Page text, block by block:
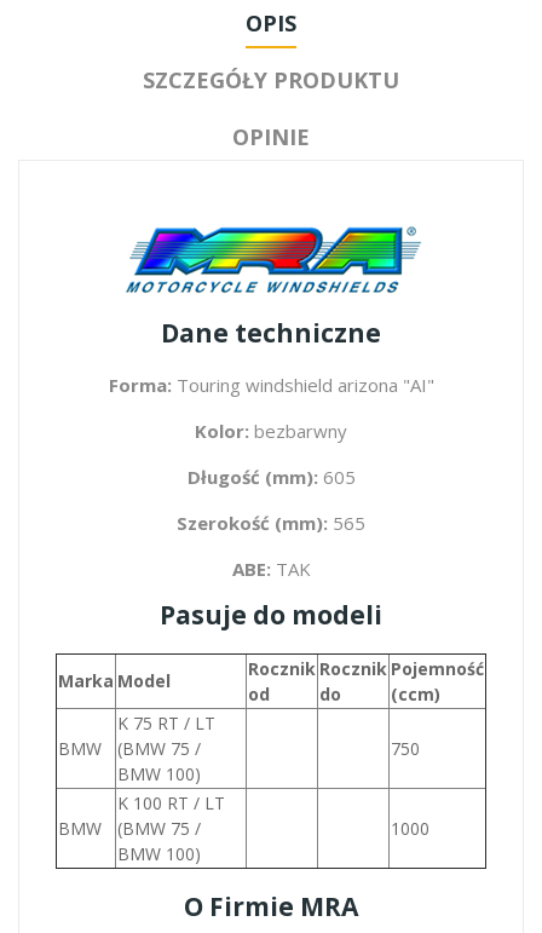
OPIS
SZCZEGÓŁY PRODUKTU
OPINIE
Dane techniczne
Forma: Touring windshield arizona "AI"
Kolor: bezbarwny
Długość (mm): 605
Szerokość (mm): 565
ABE: TAK
Pasuje do modeli
Marka Model
Rocznik
od
Rocznik
do
Pojemność
(ccm)
BMW
K 75 RT / LT
(BMW 75 /
BMW 100)
750
BMW
K 100 RT / LT
(BMW 75 /
BMW 100)
1000
O Firmie MRA